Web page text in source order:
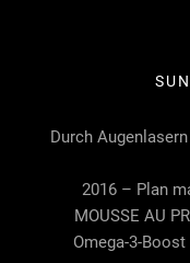
Durch
2016 – Plan
MOUSSE AU
Omega-3-